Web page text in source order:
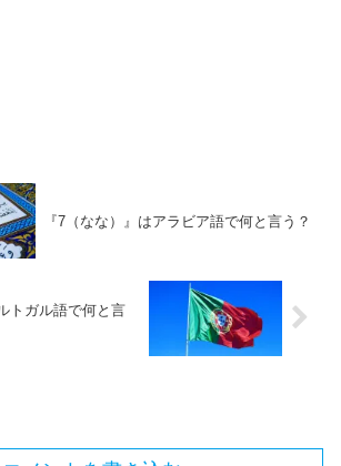
『7（なな）』はアラビア語で何と言う？
トガル語で何と言